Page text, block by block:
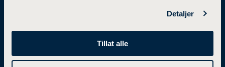
Detaljer
Tillat alle
FORSKNING